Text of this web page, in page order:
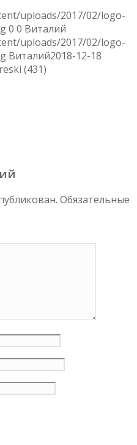
uploads/2017/02/logo-
0 0 Виталий
uploads/2017/02/logo-
Виталий2018-12-18
(431)
Обязательные